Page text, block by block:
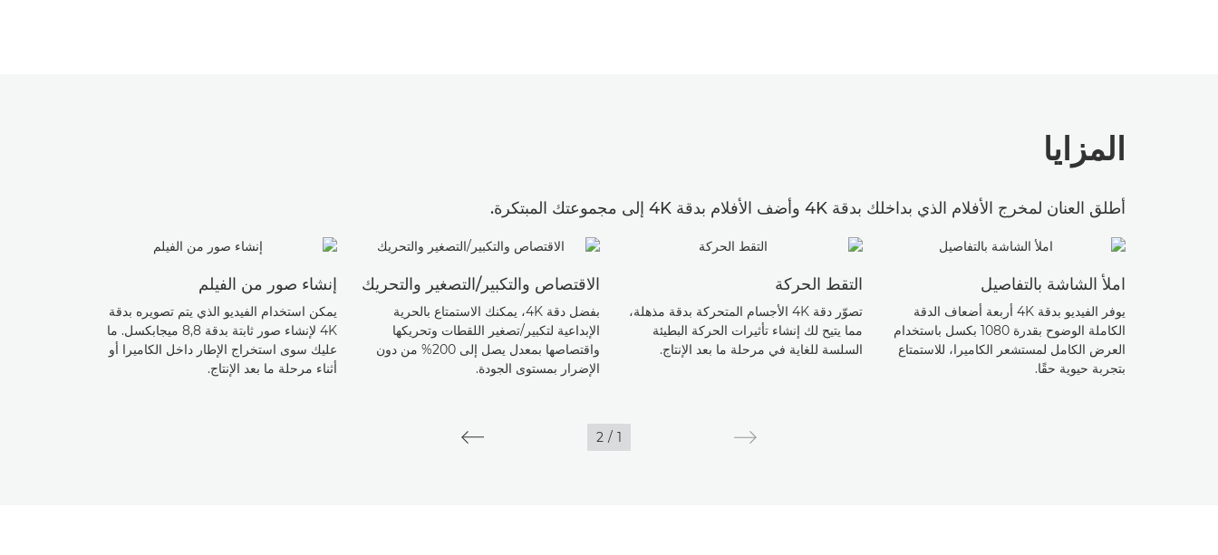
المزايا
أطلق العنان لمخرج الأفلام الذي بداخلك بدقة 4K وأضف الأفلام بدقة 4K إلى مجموعتك المبتكرة.
املأ الشاشة بالتفاصيل
يوفر الفيديو بدقة 4K أربعة أضعاف الدقة
الكاملة الوضوح بقدرة 1080 بكسل باستخدام
العرض الكامل لمستشعر الكاميرا، للاستمتاع
بتجربة حيوية حقًا.
التقط الحركة
تصوّر دقة 4K الأجسام المتحركة بدقة مذهلة،
مما يتيح لك إنشاء تأثيرات الحركة البطيئة
السلسة للغاية في مرحلة ما بعد الإنتاج.
الاقتصاص والتكبير/التصغير والتحريك
بفضل دقة 4K، يمكنك الاستمتاع بالحرية
الإبداعية لتكبير/تصغير اللقطات وتحريكها
واقتصاصها بمعدل يصل إلى 200% من دون
الإضرار بمستوى الجودة.
إنشاء صور من الفيلم
يمكن استخدام الفيديو الذي يتم تصويره بدقة
4K لإنشاء صور ثابتة بدقة 8,8 ميجابكسل. ما
عليك سوى استخراج الإطار داخل الكاميرا أو
أثناء مرحلة ما بعد الإنتاج.
1
/
2